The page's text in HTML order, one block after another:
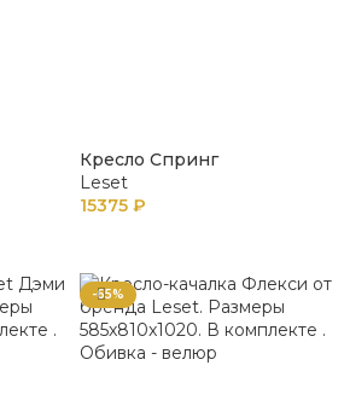
Кресло Спринг
Leset
15375 ₽
-65%